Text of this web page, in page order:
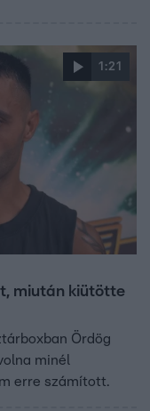
1:21
miután kiütötte
Ördög
minél
erre számított.